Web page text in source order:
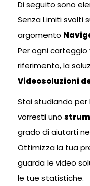
Di seguito sono
Senza Limiti svolti
argomento
Per ogni
riferimento, la
Videosoluzioni
Stai studiando per
vorresti uno
grado di aiutarti
Ottimizza la tua
guarda le video
le tue statistiche.